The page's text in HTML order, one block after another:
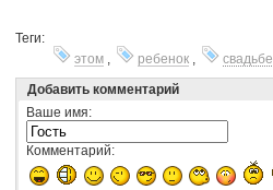
Теги:
этом
ребенок свадьбе
Добавить комментарий
Ваше имя:
Комментарий: